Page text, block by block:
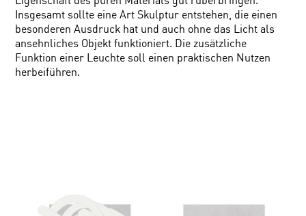
Insgesamt sollte eine Art Skulptur entstehen, die einen
besonderen Ausdruck hat und auch ohne das Licht als
ansehnliches Objekt funktioniert. Die zusätzliche
Funktion einer Leuchte soll einen praktischen Nutzen
herbeiführen.